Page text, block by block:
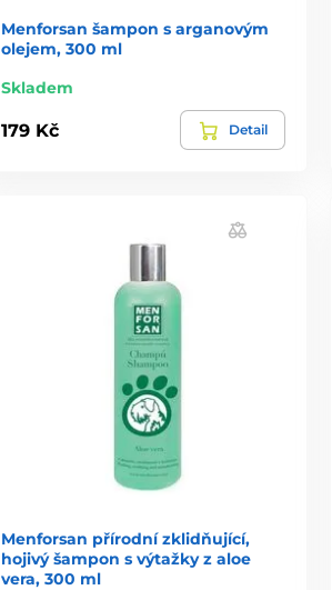
Menforsan šampon s arganovým
olejem, 300 ml
Skladem
179 Kč Detail
Menforsan přírodní zklidňující,
hojivý šampon s výtažky z aloe
vera, 300 ml